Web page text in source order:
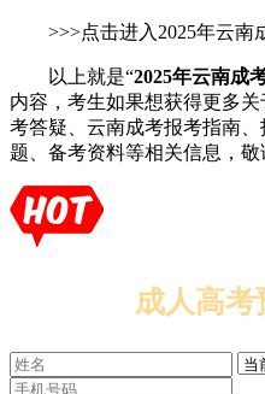
>>>点击进入2025年云南
以上就是“2025年云南成
内容，考生如果想获得更多
考答疑、云南成考报考指南
题、备考资料等相关信息，敬
成人高考